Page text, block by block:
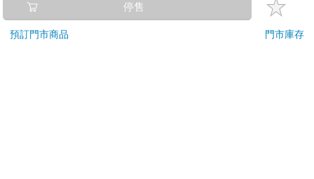
停售
預訂門市商品 門市庫存